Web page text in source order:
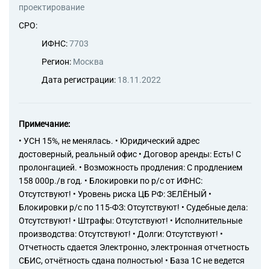
игрушками, спортивными
музыкальными
инструментами, часами и
ювелирными изделиями,
46.18.2 Деятельность агентов,
специализирующихся на
оптовой торговле играми и
игрушками, спортивными
товарами, велосипедами,
книгами, газетами,
журналами, писчебумажными
и канцелярскими товарами,
проектирование
СРО:
ИФНС:7703
Регион: Москва
Дата регистрации: 18.11.2022
Примечание:
• УСН 15%, не менялась. • Юридический адрес
достоверный, реальный офис • Договор аренды: Есть! С
пролонгацией. • Возможность продления: С продлением
158 000р./в год. • Блокировки по р/с от ИФНС:
Отсутствуют! • Уровень риска ЦБ РФ: ЗЕЛЁНЫЙ •
Блокировки р/с по 115-ФЗ: Отсутствуют! • Судебные дела:
Отсутствуют! • Штрафы: Отсутствуют! • Исполнительные
производства: Отсутствуют! • Долги: Отсутствуют! •
Отчетность сдается Электронно, электронная отчетность
СБИС, отчётность сдана полностью! • База 1С не ведется